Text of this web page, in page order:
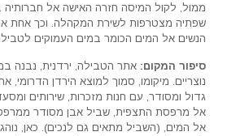
ממול, לקול המיסה חזרה האישה אל
שפתיה מצטרפות לשירת המקהלה. וכך אחת
הנשים אל המים הכומר במים העמוקים
סיפור המקום: אתר הטבילה, ירדנית, נבנה
נוצריים. מיקומו, סמוך למוצא הירדן הדרומי,
גדול ומסודר, עם חנות מזכרות, שירותים
אל מרפסת התצפית, שביל אבן מסודר
אל המים, (השביל מתאים גם לנכים). כאן,